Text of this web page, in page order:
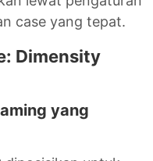
case yang tepat.
Dimensity
yang